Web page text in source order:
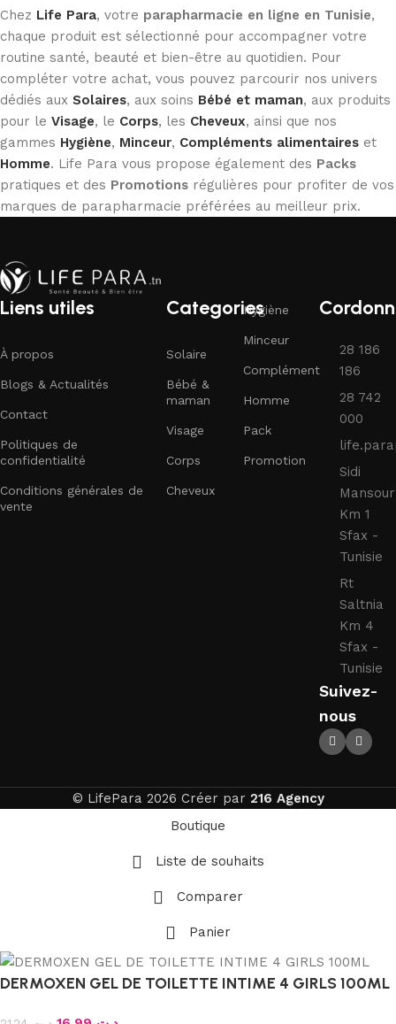
Chez Life Para, votre parapharmacie en ligne en Tunisie,
chaque produit est sélectionné pour accompagner votre
routine santé, beauté et bien-être au quotidien. Pour
compléter votre achat, vous pouvez parcourir nos univers
dédiés aux Solaires, aux soins Bébé et maman, aux produits
pour le Visage, le Corps, les Cheveux, ainsi que nos
gammes Hygiène, Minceur, Compléments alimentaires et
Homme. Life Para vous propose également des Packs
pratiques et des Promotions régulières pour profiter de vos
marques de parapharmacie préférées au meilleur prix.
Liens utiles
À propos
Blogs & Actualités
Contact
Politiques de
confidentialité
Conditions générales de
vente
Categories
Solaire
Bébé &
maman
Visage
Corps
Cheveux
Hygiène
Minceur
Complément
Homme
Pack
Promotion
28 186
186
28 742
000
Sidi
Mansour
Km 1
Sfax -
Tunisie
Rt
Saltnia
Km 4
Sfax -
Tunisie
Suivez-
nous
© LifePara 2026 Créer par 216 Agency
Boutique
Liste de souhaits
Comparer
Panier
DERMOXEN GEL DE TOILETTE INTIME 4 GIRLS 100ML